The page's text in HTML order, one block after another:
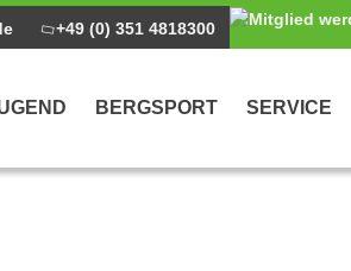
+49 (0) 351 4818300
BERGSPORT SERVICE